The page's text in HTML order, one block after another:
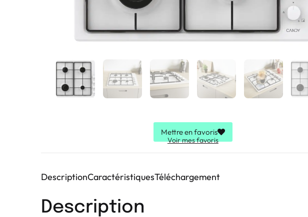
Mettre en favoris
Voir mes favoris
DescriptionCaractéristiquesTéléchargement
Description